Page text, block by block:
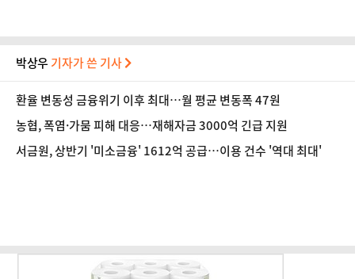
박상우 기자가 쓴 기사
환율 변동성 금융위기 이후 최대…월 평균 변동폭 47원
농협, 폭염·가뭄 피해 대응…재해자금 3000억 긴급 지원
서금원, 상반기 '미소금융' 1612억 공급…이용 건수 '역대 최대'